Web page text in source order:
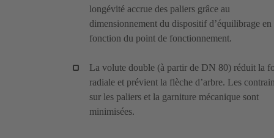
longévité accrue des paliers grâce au
dimensionnement du dispositif d’équilibrage en
fonction du point de fonctionnement.
La volute double (à partir de DN 80) réduit la
radiale et prévient la flèche d’arbre. Les
sur les paliers et la garniture mécanique sont
minimisées.